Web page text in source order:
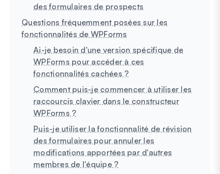
des formulaires de prospects
Questions fréquemment posées sur les
fonctionnalités de WPForms
Ai-je besoin d'une version spécifique de
WPForms pour accéder à ces
fonctionnalités cachées ?
Comment puis-je commencer à utiliser les
raccourcis clavier dans le constructeur
WPForms ?
Puis-je utiliser la fonctionnalité de révision
des formulaires pour annuler les
modifications apportées par d'autres
membres de l'équipe ?